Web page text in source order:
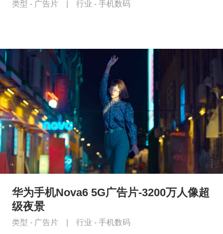
类型 - 广告片 行业 - 手机数码
华为手机Nova6 5G广告片-3200万人像超
级夜景
类型 - 广告片 行业 - 手机数码